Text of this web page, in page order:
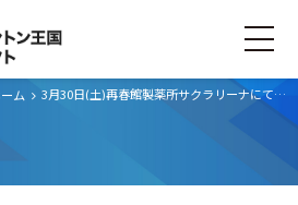
ム 3月30日(土)再春館製薬所サクラリーナにて第2期生最後のアカデミーを開催いたしました。